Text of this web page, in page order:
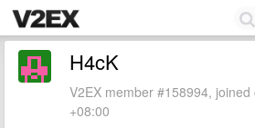
H4cK
V2EX member #158994,
+08:00